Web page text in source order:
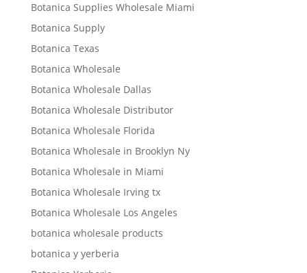
Botanica Supplies Wholesale Miami
Botanica Supply
Botanica Texas
Botanica Wholesale
Botanica Wholesale Dallas
Botanica Wholesale Distributor
Botanica Wholesale Florida
Botanica Wholesale in Brooklyn Ny
Botanica Wholesale in Miami
Botanica Wholesale Irving tx
Botanica Wholesale Los Angeles
botanica wholesale products
botanica y yerberia